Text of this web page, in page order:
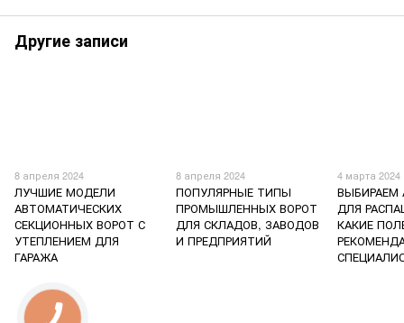
Другие записи
8 апреля 2024
ЛУЧШИЕ МОДЕЛИ
АВТОМАТИЧЕСКИХ
СЕКЦИОННЫХ ВОРОТ С
УТЕПЛЕНИЕМ ДЛЯ
ГАРАЖА
8 апреля 2024
ПОПУЛЯРНЫЕ ТИПЫ
ПРОМЫШЛЕННЫХ ВОРОТ
ДЛЯ СКЛАДОВ, ЗАВОДОВ
И ПРЕДПРИЯТИЙ
4 марта 2024
ВЫБИРАЕМ
ДЛЯ
КАКИЕ